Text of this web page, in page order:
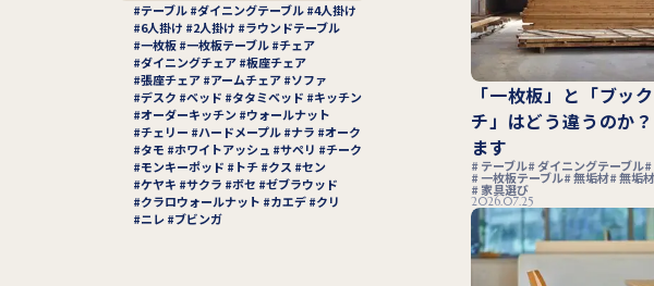
テーブル ダイニングテーブル 4人掛け
6人掛け
2人掛け
ラウンドテーブル
一枚板 一枚板テーブル チェア
ダイニングチェア 板座チェア
張座チェア
アームチェア
ソファ
デスク
ベッド タタミベッド
キッチン
オーダーキッチン
ウォールナット
チェリー
ハードメープル ナラ
オーク
タモ
ホワイトアッシュ サペリ
チーク
モンキーポッド
トチ クス
セン
ケヤキ
サクラ ボセ
ゼブラウッド
クラロウォールナット
カエデ
クリ
ニレ
ブビンガ
「一枚板」と「ブッ
チ」はどう違うのか
ます
テーブル ダイニングテーブル
一枚板テーブル 無垢材 無垢
家具選び
2026.07.25